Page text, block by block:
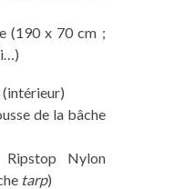
(190 x 70 cm ;
(intérieur)
de la bâche
Nylon
tarp)